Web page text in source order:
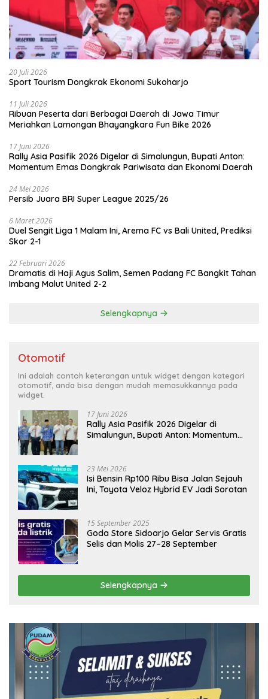
20 Juli 2026
Sport Tourism Dongkrak Ekonomi Sukoharjo
11 Juli 2026
Ribuan Peserta dari Berbagai Daerah di Jawa Timur
Meriahkan Lamongan Bhayangkara Fun Bike 2026
17 Juni 2026
Rally Asia Pasifik 2026 Digelar di Simalungun, Bupati Anton:
Momentum Emas Dongkrak Pariwisata dan Ekonomi Daerah
24 Mei 2026
Persib Juara BRI Super League 2025/26
6 Maret 2026
Duel Sengit Liga 1 Malam Ini, Arema FC vs Bali United, Prediksi
Skor 2-1
22 Februari 2026
Dramatis di Haji Agus Salim, Semen Padang FC Bangkit Tahan
Imbang Malut United 2-2
Selengkapnya
Otomotif
Ini adalah contoh keterangan untuk widget dengan kategori
otomotif, anda bisa dengan mudah memasukkannya pada
widget.
17 Juni 2026
Rally Asia Pasifik 2026 Digelar di
Simalungun, Bupati Anton: Momentum
23 Mei 2026
Isi Bensin Rp100 Ribu Bisa Jalan Sejauh
Ini, Toyota Veloz Hybrid EV Jadi Sorotan
15 September 2025
Goda Store Sidoarjo Gelar Servis Gratis
Selis dan Molis 27–28 September
Selengkapnya